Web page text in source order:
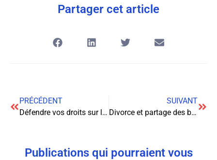
Partager cet article
PRÉCÉDENT
Défendre vos droits sur la route : Guide complet pour les conducteurs
SUIVANT
Divorce et partage des biens mobiliers : Guide complet pour une séparation équitable
Publications qui pourraient vous